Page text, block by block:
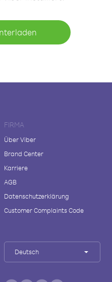
FIRMA
Über Viber
Brand Center
Karriere
AGB
Datenschutzerklärung
Customer Complaints Code
Deutsch